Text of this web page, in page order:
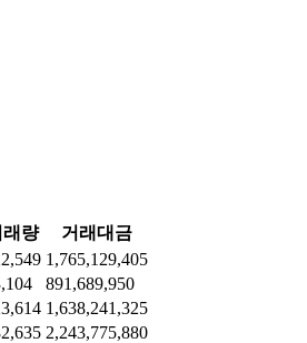
래량
거래대금
1,765,129,405
891,689,950
1,638,241,325
2,243,775,880